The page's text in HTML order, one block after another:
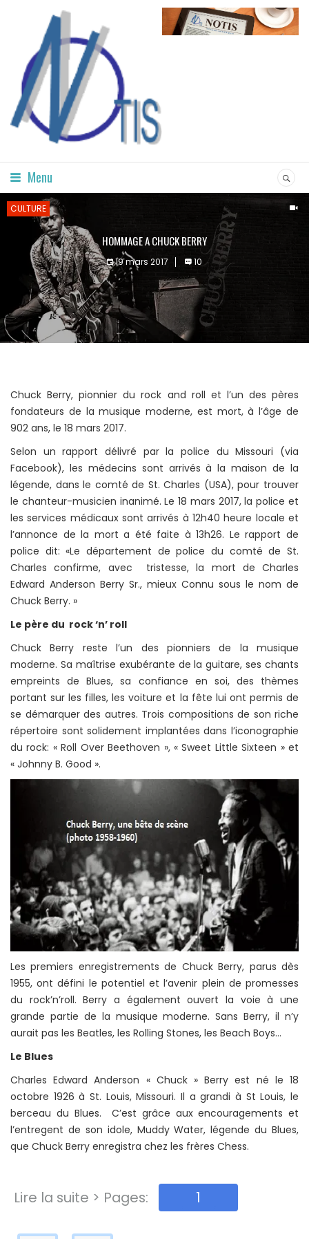
Menu
CULTURE
HOMMAGE A CHUCK BERRY
19 mars 2017 10
Chuck Berry, pionnier du rock and roll et l’un des pères
fondateurs de la musique moderne, est mort, à l’âge de
902 ans, le 18 mars 2017.
Selon un rapport délivré par la police du Missouri (via
Facebook), les médecins sont arrivés à la maison de la
légende, dans le comté de St. Charles (USA), pour trouver
le chanteur-musicien inanimé. Le 18 mars 2017, la police et
les services médicaux sont arrivés à 12h40 heure locale et
l’annonce de la mort a été faite à 13h26. Le rapport de
police dit: «Le département de police du comté de St.
Charles confirme, avec tristesse, la mort de Charles
Edward Anderson Berry Sr., mieux Connu sous le nom de
Chuck Berry. »
Le père du rock ‘n’ roll
Chuck Berry reste l’un des pionniers de la musique
moderne. Sa maîtrise exubérante de la guitare, ses chants
empreints de Blues, sa confiance en soi, des thèmes
portant sur les filles, les voiture et la fête lui ont permis de
se démarquer des autres. Trois compositions de son riche
répertoire sont solidement implantées dans l’iconographie
du rock: « Roll Over Beethoven », « Sweet Little Sixteen » et
« Johnny B. Good ».
Les premiers enregistrements de Chuck Berry, parus dès
1955, ont défini le potentiel et l’avenir plein de promesses
du rock’n’roll. Berry a également ouvert la voie à une
grande partie de la musique moderne. Sans Berry, il n’y
aurait pas les Beatles, les Rolling Stones, les Beach Boys…
Le Blues
Charles Edward Anderson « Chuck » Berry est né le 18
octobre 1926 à St. Louis, Missouri. Il a grandi à St Louis, le
berceau du Blues. C’est grâce aux encouragements et
l’entregent de son idole, Muddy Water, légende du Blues,
que Chuck Berry enregistra chez les frères Chess.
Lire la suite > Pages: 1